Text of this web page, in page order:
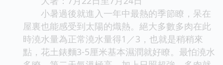
小暑過後就進入一年中最熱的季節瞭，呆在
屋裏也能感受到太陽的熾熱。絕大多數多肉在此
時澆水量為正常澆水量得1／3，也就是稍稍來
點，花土錶麵3-5厘米基本濕潤就好瞭。最怕澆水